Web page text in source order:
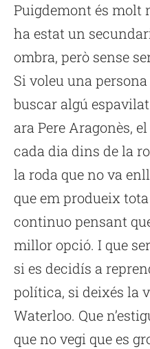
Puigdemont és molt
ha estat un
ombra, però sense
Si voleu una
buscar algú
ara Pere Aragonès,
cada dia dins de la
la roda que no va
que em produeix
continuo pensant
millor opció. I que
si es decidís a
política, si deixés la
Waterloo. Que
que no vegi que es